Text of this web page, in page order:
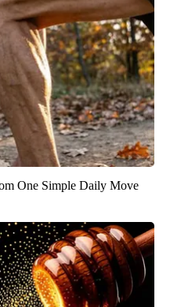
One Simple Daily Move